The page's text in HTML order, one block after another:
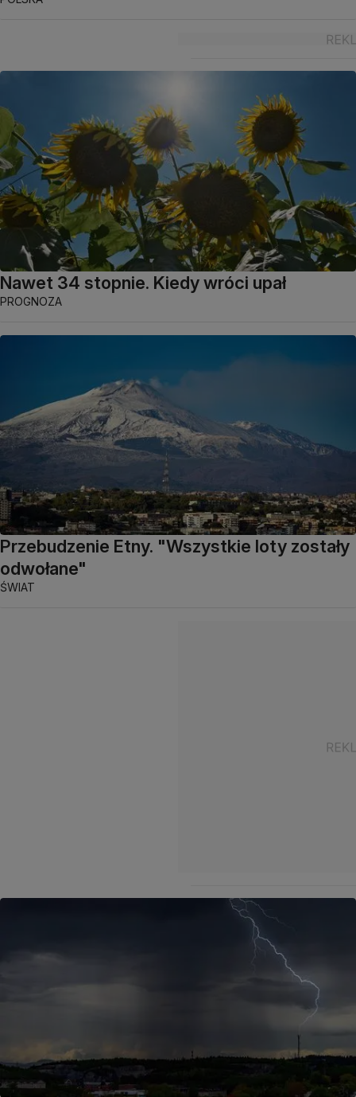
Nawet 34 stopnie. Kiedy wróci upał
PROGNOZA
Przebudzenie Etny. "Wszystkie loty zostały
odwołane"
ŚWIAT